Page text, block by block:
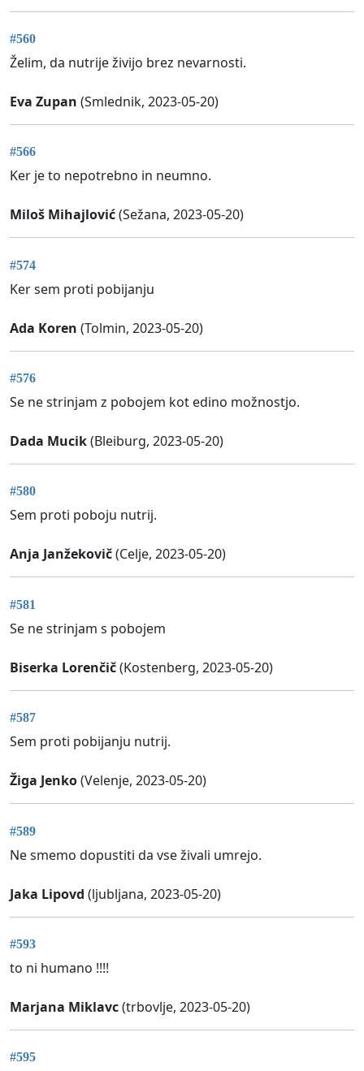
#560
Želim, da nutrije živijo brez nevarnosti.
Eva Zupan (Smlednik, 2023-05-20)
#566
Ker je to nepotrebno in neumno.
Miloš Mihajlović(Sežana, 2023-05-20)
#574
Ker sem proti pobijanju
Ada Koren (Tolmin, 2023-05-20)
#576
Se ne strinjam z pobojem kot edino možnostjo.
Dada Mucik(Bleiburg, 2023-05-20)
#580
Sem proti poboju nutrij.
Anja Janžekovič(Celje, 2023-05-20)
#581
Se ne strinjam s pobojem
Biserka Lorenčič(Kostenberg, 2023-05-20)
#587
Sem proti pobijanju nutrij.
Žiga Jenko(Velenje, 2023-05-20)
#589
Ne smemo dopustiti da vse živali umrejo.
Jaka Lipovd (ljubljana, 2023-05-20)
#593
to ni humano !!!!
Marjana Miklavc(trbovlje, 2023-05-20)
#595